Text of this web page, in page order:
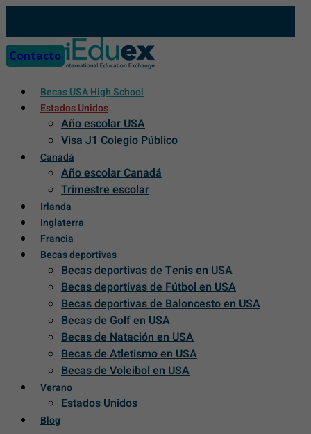
content
Contacto
Becas USA High School
Estados Unidos
Año escolar USA
Visa J1 Colegio Público
Canadá
Año escolar Canadá
Trimestre escolar
Irlanda
Inglaterra
Francia
Becas deportivas
Becas deportivas de Tenis en USA
Becas deportivas de Fútbol en USA
Becas deportivas de Baloncesto en USA
Becas de Golf en USA
Becas de Natación en USA
Becas de Atletismo en USA
Becas de Voleibol en USA
Verano
Estados Unidos
Blog